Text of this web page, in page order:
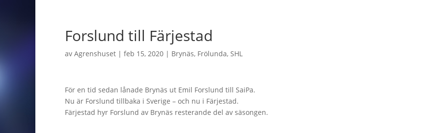
Forslund till Färjestad
av Agrenshuset | feb 15, 2020 | Brynäs, Frölunda, SHL
För en tid sedan lånade Brynäs ut Emil Forslund till SaiPa.
Nu är Forslund tillbaka i Sverige – och nu i Färjestad.
Färjestad hyr Forslund av Brynäs resterande del av säsongen.